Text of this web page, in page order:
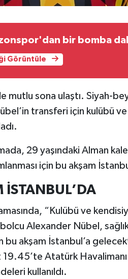
bir bomba
Görüntüle
mutlu sona ulaştı. Siyah-
transferi için kulübü
29 yaşındaki Alman
için bu akşam
İSTANBUL’DA
“Kulübü ve
Alexander Nübel,
bu akşam İstanbul’a
Atatürk Havalimanı
kullanıldı.